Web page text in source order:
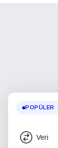
POPÜLER
Veri